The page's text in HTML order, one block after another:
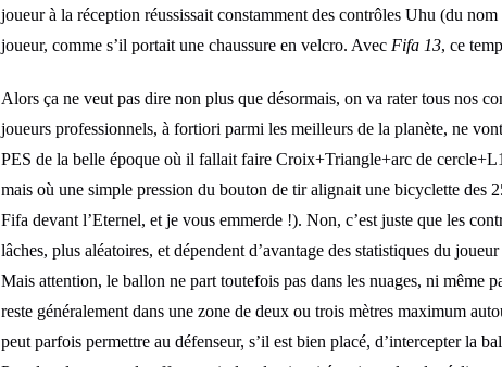
joueur à la réception réussissait constamment des contrôles Uhu (du
joueur, comme s’il portait une chaussure en velcro. Avec Fifa 13, ce
Alors ça ne veut pas dire non plus que désormais, on va rater tous nos
joueurs professionnels, à fortiori parmi les meilleurs de la planète, ne
PES de la belle époque où il fallait faire Croix+Triangle+arc de
mais où une simple pression du bouton de tir alignait une bicyclette des
Fifa devant l’Eternel, et je vous emmerde !). Non, c’est juste que les
lâches, plus aléatoires, et dépendent d’avantage des statistiques du
Mais attention, le ballon ne part toutefois pas dans les nuages, ni même
reste généralement dans une zone de deux ou trois mètres maximum
peut parfois permettre au défenseur, s’il est bien placé, d’intercepter la